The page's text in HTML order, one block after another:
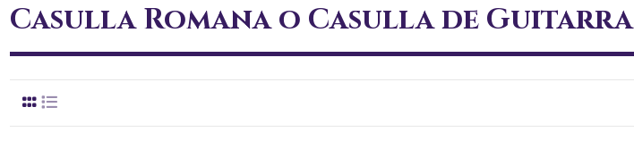
Casulla Romana o Casulla de Guitarra